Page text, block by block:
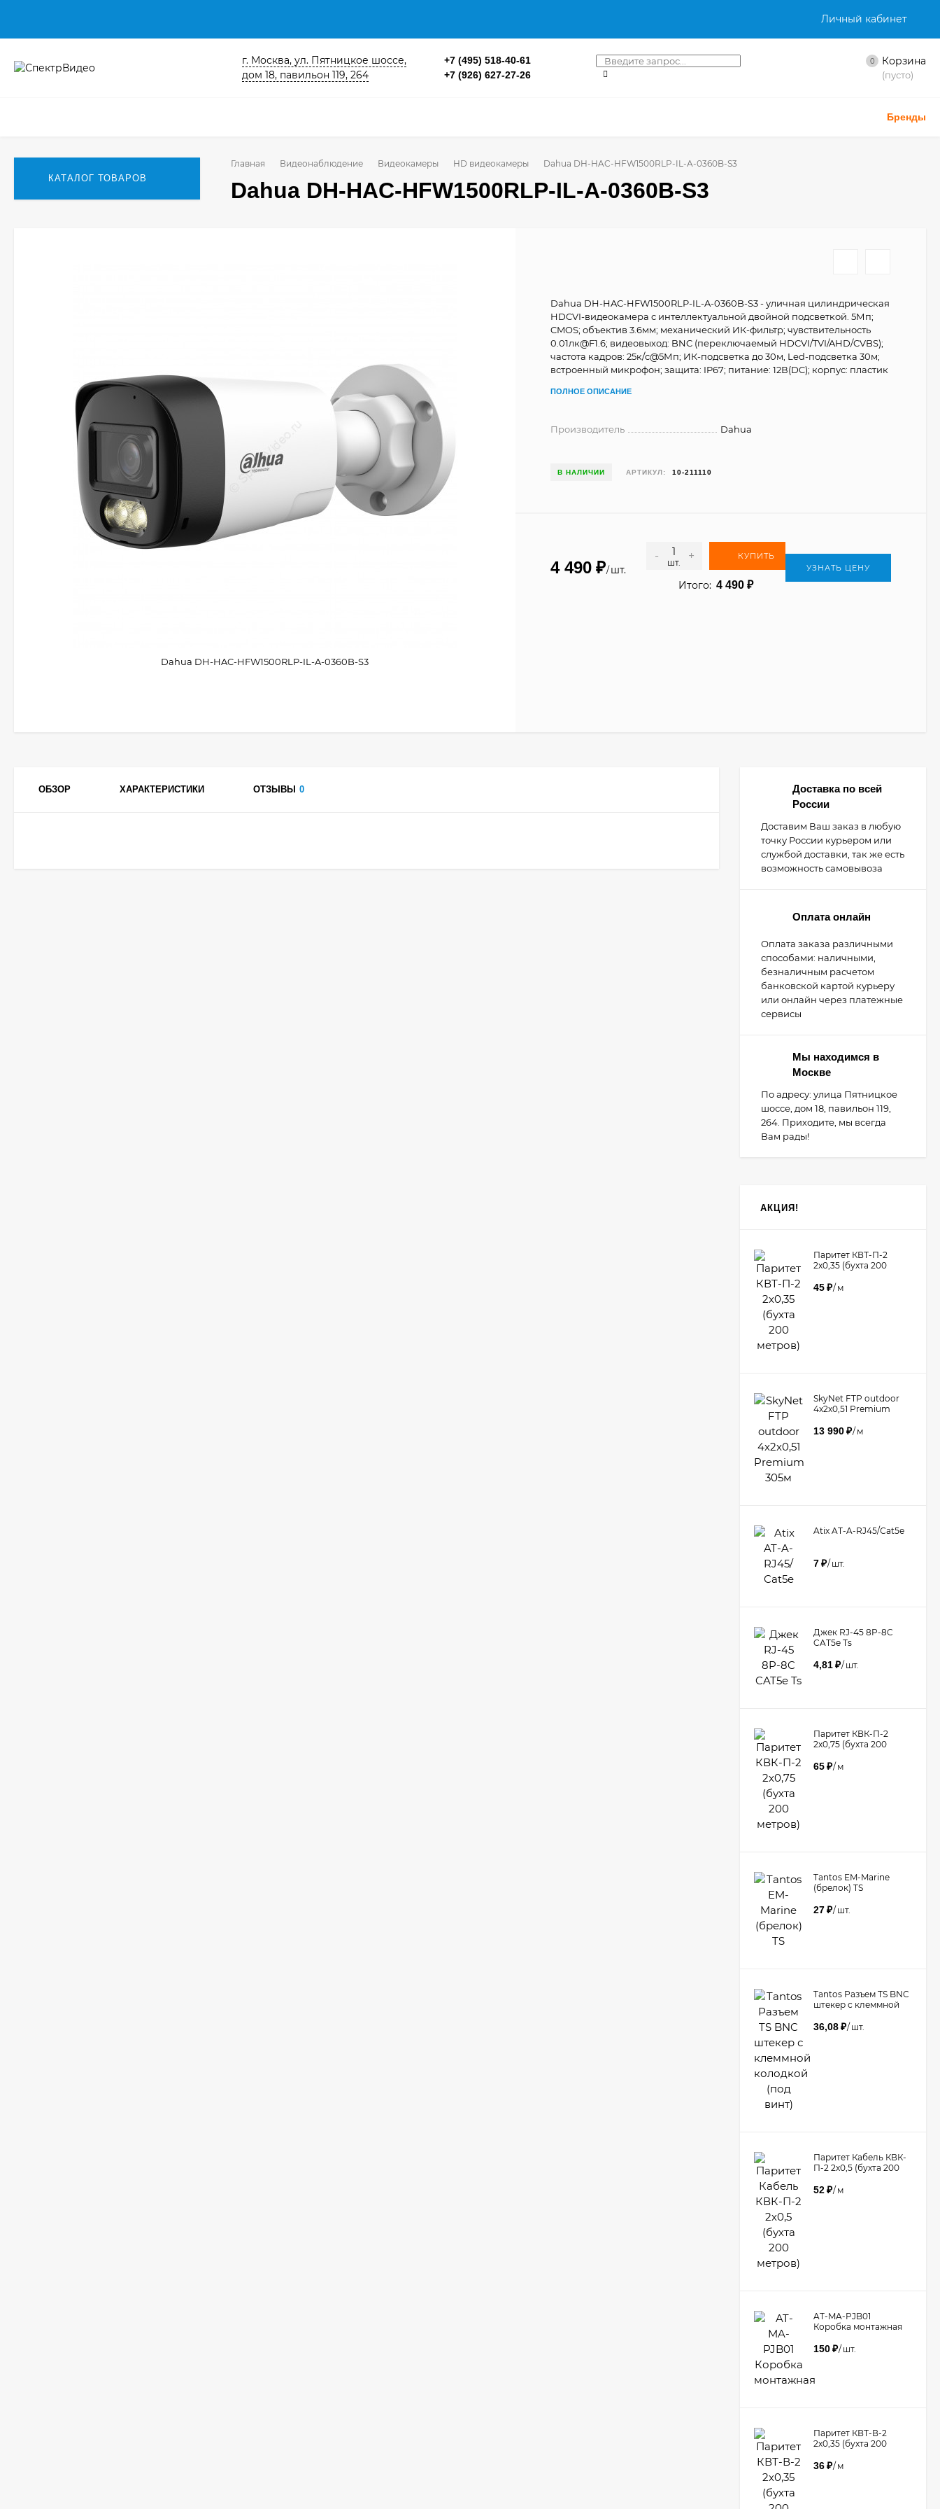
Личный кабинет
г. Москва, ул. Пятницкое шоссе,
дом 18, павильон 119, 264
+7 (495) 518-40-61
+7 (926) 627-27-26
0 Корзина
(пусто)
Бренды
КАТАЛОГ ТОВАРОВ
Главная Видеонаблюдение Видеокамеры HD видеокамеры Dahua DH-HAC-HFW1500RLP-IL-A-0360B-S3
Dahua DH-HAC-HFW1500RLP-IL-A-0360B-S3
Dahua DH-HAC-HFW1500RLP-IL-A-0360B-S3
Dahua DH-HAC-HFW1500RLP-IL-A-0360B-S3 - уличная цилиндрическая
HDCVI-видеокамера с интеллектуальной двойной подсветкой. 5Мп;
CMOS; объектив 3.6мм; механический ИК-фильтр; чувствительность
0.01лк@F1.6; видеовыход: BNC (переключаемый HDCVI/TVI/AHD/CVBS);
частота кадров: 25к/c@5Мп; ИК-подсветка до 30м, Led-подсветка 30м;
встроенный микрофон; защита: IP67; питание: 12В(DC); корпус: пластик
ПОЛНОЕ ОПИСАНИЕ
Производитель Dahua
В НАЛИЧИИ АРТИКУЛ: 10-211110
4 490 ₽/ шт.
-
шт.
+ КУПИТЬ
Итого: 4 490 ₽
УЗНАТЬ ЦЕНУ
ОБЗОР ХАРАКТЕРИСТИКИ ОТЗЫВЫ 0
Доставка по всей
России
Доставим Ваш заказ в любую
точку России курьером или
службой доставки, так же есть
возможность самовывоза
Оплата онлайн
Оплата заказа различными
способами: наличными,
безналичным расчетом
банковской картой курьеру
или онлайн через платежные
сервисы
Мы находимся в
Москве
По адресу: улица Пятницкое
шоссе, дом 18, павильон 119,
264. Приходите, мы всегда
Вам рады!
АКЦИЯ!
Паритет КВТ-П-2
2х0,35 (бухта 200
45₽/ м
​SkyNet FTP outdoor
4x2x0,51 Premium
13 990₽/ м
Atix AT-A-RJ45/Сat5e
7₽/ шт.
Джек RJ-45 8P-8C
CAT5e Ts
4,81₽/ шт.
Паритет КВК-П-2
2х0,75 (бухта 200
65₽/ м
Tantos EM-Marine
(брелок) TS
27₽/ шт.
Tantos Разъем TS BNC
штекер с клеммной
36,08₽/ шт.
Паритет Кабель КВК-
П-2 2х0,5 (бухта 200
52₽/ м
AT-MA-PJB01
Коробка монтажная
150₽/ шт.
Паритет КВТ-В-2
2х0,35 (бухта 200
36₽/ м